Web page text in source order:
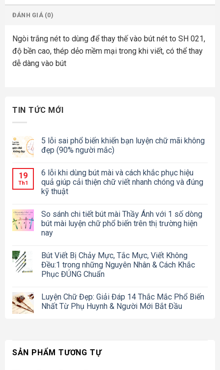
ĐÁNH GIÁ (0)
Ngòi trắng nét to dùng để thay thế vào bút nét to SH 021,
độ bền cao, thép dẻo mềm mại trong khi viết, có thể thay
dễ dàng vào bút
TIN TỨC MỚI
5 lỗi sai phổ biến khiến bạn luyện chữ mãi không
đẹp (90% người mắc)
19
Th1
6 lỗi khi dùng bút mài và cách khắc phục hiệu
quả giúp cải thiện chữ viết nhanh chóng và đúng
kỹ thuật
So sánh chi tiết bút mài Thầy Ánh với 1 số dòng
bút mài luyện chữ phổ biến trên thị trường hiện
nay
Bút Viết Bị Chảy Mực, Tắc Mực, Viết Không
Đều:1 trong những Nguyên Nhân & Cách Khắc
Phục ĐÚNG Chuẩn
Luyện Chữ Đẹp: Giải Đáp 14 Thắc Mắc Phổ Biến
Nhất Từ Phụ Huynh & Người Mới Bắt Đầu
SẢN PHẨM TƯƠNG TỰ